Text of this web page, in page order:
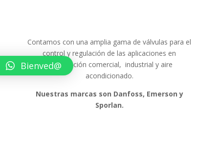
Contamos con una amplia gama de válvulas para el
control y regulación de las aplicaciones en
refrigeración comercial, industrial y aire
acondicionado.
Nuestras marcas son Danfoss, Emerson y
Sporlan.
Bienved@